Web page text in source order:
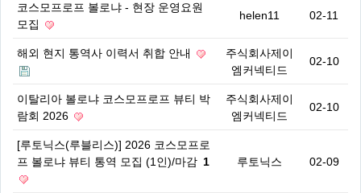
코스모프로프 볼로냐 - 현장 운영요원
모집
helen11 02-11
해외 현지 통역사 이력서 취합 안내
주식회사제이
엠커넥티드
02-10
이탈리아 볼로냐 코스모프로프 뷰티 박
람회 2026
주식회사제이
엠커넥티드
02-10
[루토닉스(루블리스)] 2026 코스모프로
프 볼로냐 뷰티 통역 모집 (1인)/마감 1 루토닉스 02-09